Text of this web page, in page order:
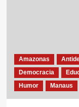
Amazonas
Democracia
Humor
Manaus